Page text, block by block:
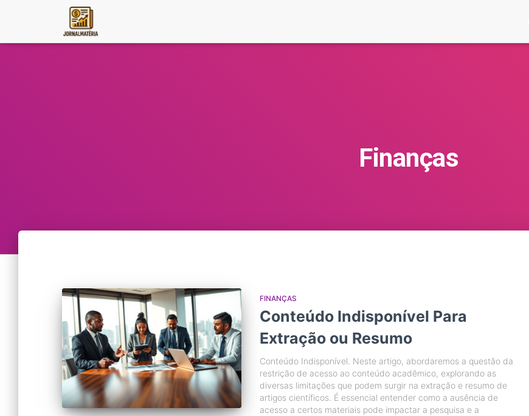
Finanças
FINANÇAS
Conteúdo Indisponível Para
Extração ou Resumo
Conteúdo Indisponível. Neste artigo, abordaremos a questão da
restrição de acesso ao conteúdo acadêmico, explorando as
diversas limitações que podem surgir na extração e resumo de
artigos científicos. É essencial entender como a ausência de
acesso a certos materiais pode impactar a pesquisa e a